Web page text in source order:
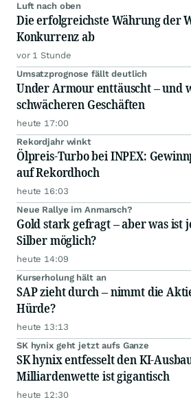
Luft nach oben
Die erfolgreichste Währung der
Konkurrenz ab
vor 1 Stunde
Umsatzprognose fällt deutlich
Under Armour enttäuscht – und
schwächeren Geschäften
heute 17:00
Rekordjahr winkt
Ölpreis-Turbo bei INPEX:
auf Rekordhoch
heute 16:03
Neue Rallye im Anmarsch?
Gold stark gefragt – aber was ist
Silber möglich?
heute 14:09
Kurserholung hält an
SAP zieht durch – nimmt die
Hürde?
heute 13:13
SK hynix geht jetzt aufs Ganze
SK hynix entfesselt den KI-
Milliardenwette ist gigantisch
heute 12:30